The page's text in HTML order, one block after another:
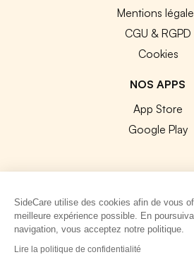
Mentions
CGU & RGPD
Cookies
NOS APPS
App Store
Google Play
© 2026 SideCare. Tous
SideCare utilise des cookies afin de vous
meilleure expérience possible. En
navigation, vous acceptez notre politique.
Lire la politique de confidentialité